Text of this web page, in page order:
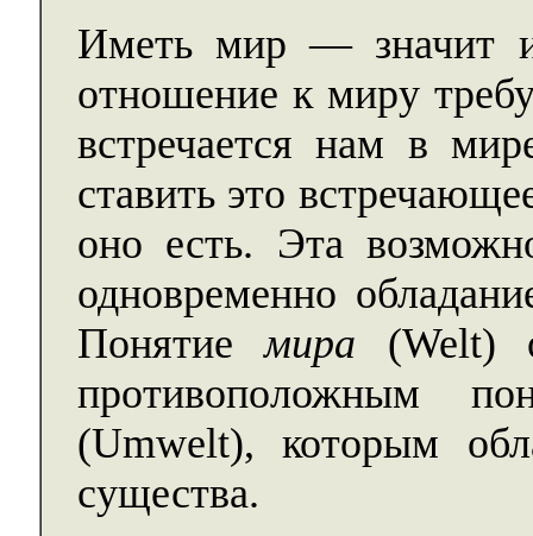
Иметь мир — значит
отношение к миру
встречается нам в
ставить это
оно есть. Эта
одновременно
Понятиемира (Welt)
противоположным
(Umwelt), которым
существа.